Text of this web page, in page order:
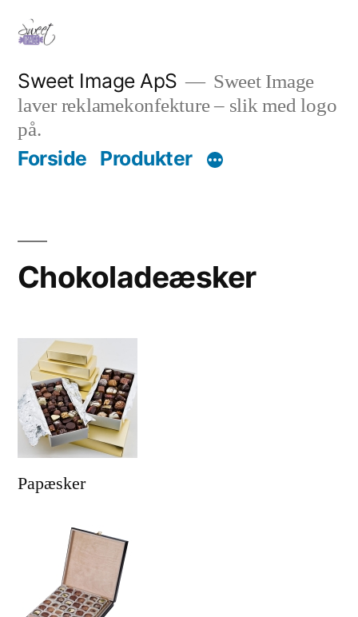
Videre
indhold
Sweet Image ApS
Sweet Image
laver reklamekonfekture – slik med logo
på.
Forside Produkter
Chokoladeæsker
Papæsker